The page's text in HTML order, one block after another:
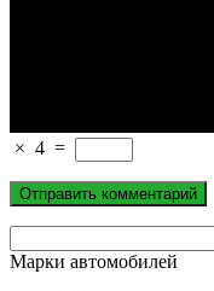
× 4 =
Марки автомобилей